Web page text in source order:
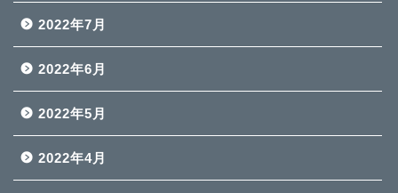
2022年7月
2022年6月
2022年5月
2022年4月